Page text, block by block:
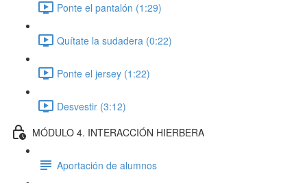
Ponte el pantalón (1:29)
Quítate la sudadera (0:22)
Ponte el jersey (1:22)
Desvestir (3:12)
MÓDULO 4. INTERACCIÓN HIERBERA
Aportación de alumnos